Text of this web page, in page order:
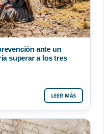
ante un
superar a los tres
LEER MÁS